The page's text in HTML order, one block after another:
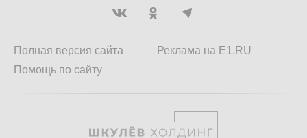
Полная версия сайта
Помощь по сайту
Реклама на E1.RU